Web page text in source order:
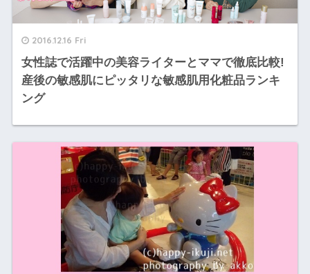
2016.12.16 Fri
女性誌で活躍中の美容ライターとママで徹底比較!
産後の敏感肌にピッタリな敏感肌用化粧品ランキ
ング